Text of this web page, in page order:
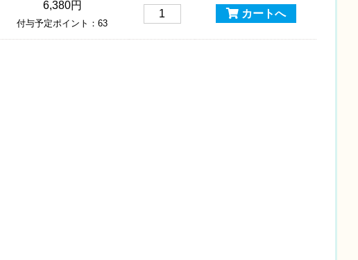
6,380円
付与予定ポイント：63
カートへ